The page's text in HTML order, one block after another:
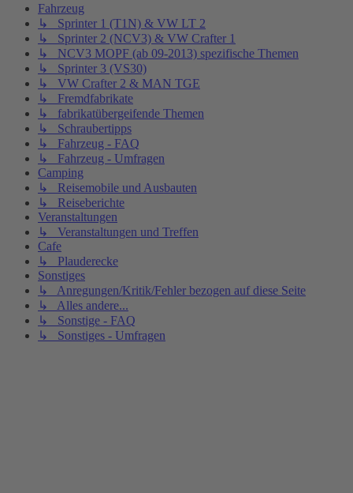
Fahrzeug
↳ Sprinter 1 (T1N) & VW LT 2
↳ Sprinter 2 (NCV3) & VW Crafter 1
↳ NCV3 MOPF (ab 09-2013) spezifische Themen
↳ Sprinter 3 (VS30)
↳ VW Crafter 2 & MAN TGE
↳ Fremdfabrikate
↳ fabrikatübergeifende Themen
↳ Schraubertipps
↳ Fahrzeug - FAQ
↳ Fahrzeug - Umfragen
Camping
↳ Reisemobile und Ausbauten
↳ Reiseberichte
Veranstaltungen
↳ Veranstaltungen und Treffen
Cafe
↳ Plauderecke
Sonstiges
↳ Anregungen/Kritik/Fehler bezogen auf diese Seite
↳ Alles andere...
↳ Sonstige - FAQ
↳ Sonstiges - Umfragen